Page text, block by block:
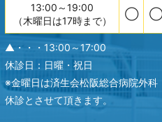
13:00～19:00
（木曜日は17時まで）
◯ ◯
▲・・・13:00～17:00
休診日：日曜・祝日
※金曜日は済生会松阪総合病院外
休診とさせて頂きます。